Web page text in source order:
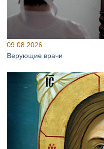
09.08.2026
Верующие врачи